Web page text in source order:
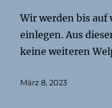
Wir werden bis auf
einlegen. Aus
keine weiteren
Veröffentlicht
März 8, 2023